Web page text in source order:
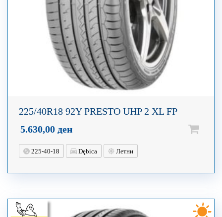
225/40R18 92Y PRESTO UHP 2 XL FP
5.630,00 ден
225-40-18 Dębica Летни